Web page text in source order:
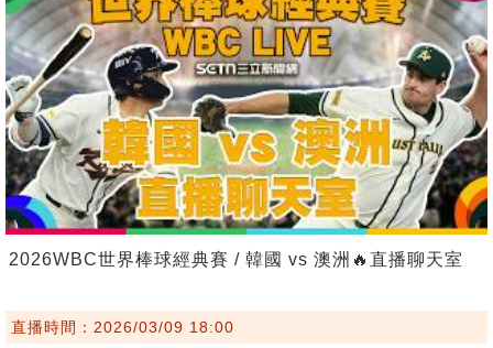
2026WBC世界棒球經典賽 / 韓國 vs 澳洲🔥直播聊天室
直播時間：2026/03/09 18:00